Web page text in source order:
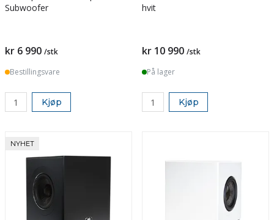
Subwoofer
kr 6 990 /stk
Bestillingsvare
Kjøp
hvit
kr 10 990 /stk
På lager
Kjøp
NYHET